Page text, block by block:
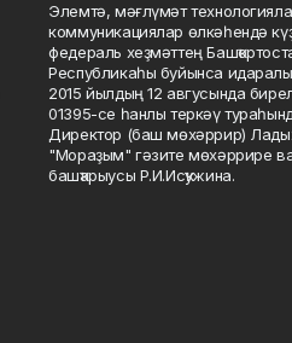
Элемтә, мәғлүмәт
коммуникациялар өлкәһендә
федераль хеҙмәттең
Республикаһы буйынса
2015 йылдың 12 авгусында
01395-се һанлы теркәү
Директор (баш мөхәррир)
"Мораҙым" гәзите мөхәррире
башҡарыусы Р.И.Исҡужина.